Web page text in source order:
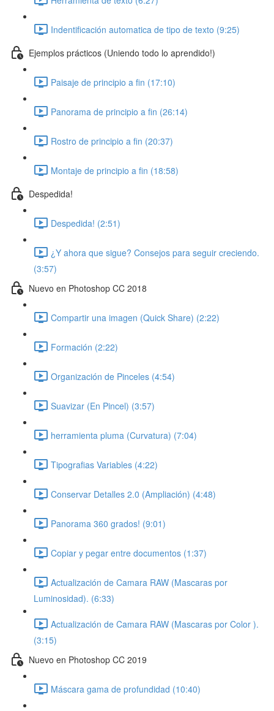
Indentificación automatica de tipo de texto (9:25)
Ejemplos prácticos (Uniendo todo lo aprendido!)
Paisaje de principio a fin (17:10)
Panorama de principio a fin (26:14)
Rostro de principio a fin (20:37)
Montaje de principio a fin (18:58)
Despedida!
Despedida! (2:51)
¿Y ahora que sigue? Consejos para seguir creciendo.
(3:57)
Nuevo en Photoshop CC 2018
Compartir una imagen (Quick Share) (2:22)
Formación (2:22)
Organización de Pinceles (4:54)
Suavizar (En Pincel) (3:57)
herramienta pluma (Curvatura) (7:04)
Tipografias Variables (4:22)
Conservar Detalles 2.0 (Ampliación) (4:48)
Panorama 360 grados! (9:01)
Copiar y pegar entre documentos (1:37)
Actualización de Camara RAW (Mascaras por
Luminosidad). (6:33)
Actualización de Camara RAW (Mascaras por Color ).
(3:15)
Nuevo en Photoshop CC 2019
Máscara gama de profundidad (10:40)